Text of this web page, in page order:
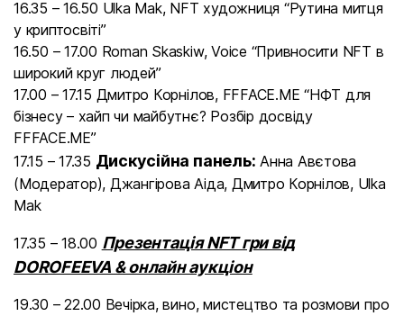
16.35 – 16.50 Ulka Mak, NFT художниця “Рутина митця
у криптосвіті”
16.50 – 17.00 Roman Skaskiw, Voice “Привносити NFT в
широкий круг людей”
17.00 – 17.15 Дмитро Корнілов, FFFACE.ME “НФТ для
бізнесу – хайп чи майбутнє? Розбір досвіду
FFFACE.ME”
17.15 – 17.35 Дискусійна панель: Анна Авєтова
(Модератор), Джангірова Аіда, Дмитро Корнілов, Ulka
Mak
17.35 – 18.00 Презентація NFT гри від
DOROFEEVA & онлайн аукціон
19.30 – 22.00 Вечірка, вино, мистецтво та розмови про